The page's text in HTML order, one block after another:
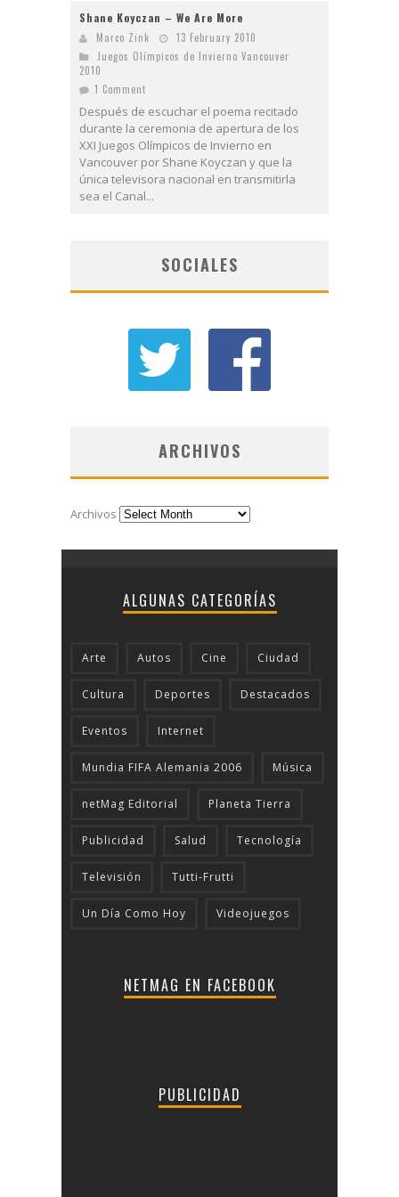
Shane Koyczan – We Are More
Marco Zink
13 February 2010
Juegos Olí­mpicos de Invierno Vancouver
2010
1 Comment
Después de escuchar el poema recitado
durante la ceremonia de apertura de los
XXI Juegos Olímpicos de Invierno en
Vancouver por Shane Koyczan y que la
única televisora nacional en transmitirla
sea el Canal...
SOCIALES
ARCHIVOS
Archivos
ALGUNAS CATEGORÍAS
Arte Autos Cine Ciudad
Cultura Deportes Destacados
Eventos Internet
Mundia FIFA Alemania 2006 Música
netMag Editorial Planeta Tierra
Publicidad Salud Tecnologí­a
Televisión Tutti-Frutti
Un Día Como Hoy Videojuegos
NETMAG EN FACEBOOK
PUBLICIDAD